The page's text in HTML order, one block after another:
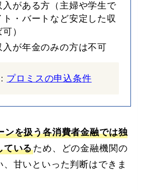
入がある方（主婦や学生で
ト・バートなど安定した収
）
入が年金のみの方は不可
プロミスの申込条件
ンを扱う各消費者金融では独
ているため、どの金融機関の
甘いといった判断はできま